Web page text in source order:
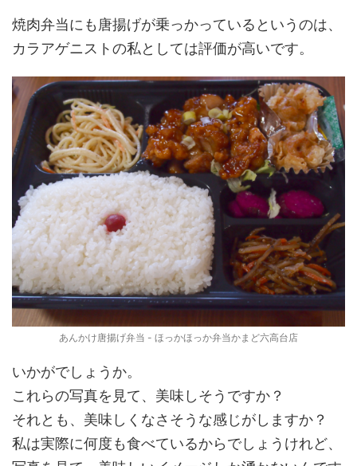
焼肉弁当にも唐揚げが乗っかっているというのは、
カラアゲニストの私としては評価が高いです。
あんかけ唐揚げ弁当 - ほっかほっか弁当かまど六高台店
いかがでしょうか。
これらの写真を見て、美味しそうですか？
それとも、美味しくなさそうな感じがしますか？
私は実際に何度も食べているからでしょうけれど、